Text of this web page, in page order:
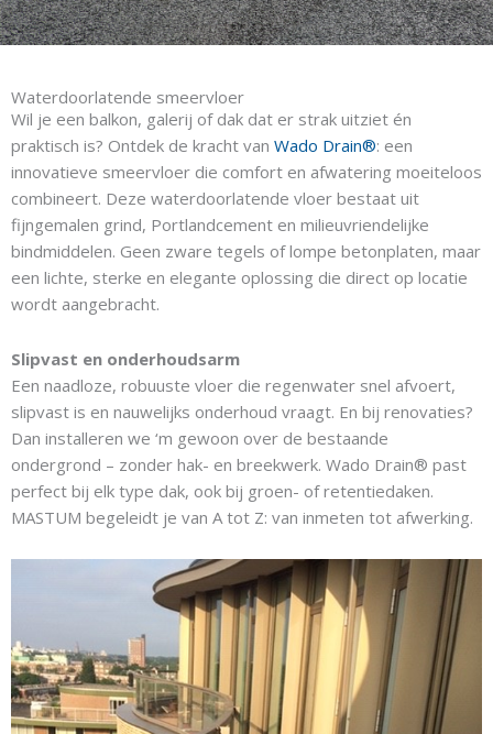
Waterdoorlatende smeervloer
Wil je een balkon, galerij of dak dat er strak uitziet én
praktisch is? Ontdek de kracht van Wado Drain®: een
innovatieve smeervloer die comfort en afwatering moeiteloos
combineert. Deze waterdoorlatende vloer bestaat uit
fijngemalen grind, Portlandcement en milieuvriendelijke
bindmiddelen. Geen zware tegels of lompe betonplaten, maar
een lichte, sterke en elegante oplossing die direct op locatie
wordt aangebracht.
Slipvast en onderhoudsarm
Een naadloze, robuuste vloer die regenwater snel afvoert,
slipvast is en nauwelijks onderhoud vraagt. En bij renovaties?
Dan installeren we ‘m gewoon over de bestaande
ondergrond – zonder hak- en breekwerk. Wado Drain® past
perfect bij elk type dak, ook bij groen- of retentiedaken.
MASTUM begeleidt je van A tot Z: van inmeten tot afwerking.